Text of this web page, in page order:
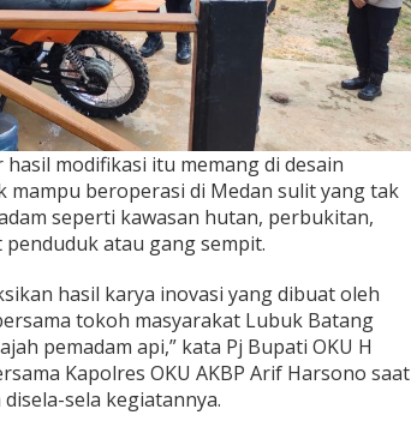
modifikasi itu memang di desain
mampu beroperasi di Medan sulit yang tak
seperti kawasan hutan, perbukitan,
atau gang sempit.
hasil karya inovasi yang dibuat oleh
tokoh masyarakat Lubuk Batang
pemadam api,” kata Pj Bupati OKU H
Kapolres OKU AKBP Arif Harsono saat
sela kegiatannya.